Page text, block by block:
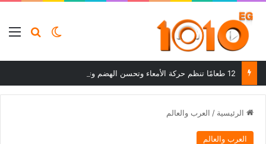
بحثالوضع
الرئيسية / العرب والعالم
العرب والعالم